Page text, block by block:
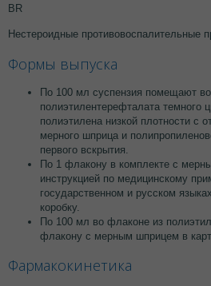
BR
Нестероидные противовоспалительные
Формы выпуска
По 100 мл суспензия помещают
полиэтилентерефталата темного
полиэтилена низкой плотности с
мерного шприца и
первого вскрытия.
По 1 флакону в комплекте с
инструкцией по медицинскому
государственном и русском
коробку.
По 100 мл во флаконе из
флакону с мерным шприцем в
Фармакокинетика